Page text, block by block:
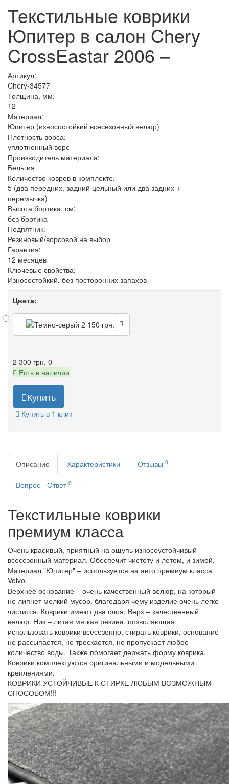
Текстильные коврики
Юпитер в салон Chery
CrossEastar 2006 –
Артикул:
Chery-34577
Толщина, мм:
12
Материал:
Юпитер (износостойкий всесезонный велюр)
Плотность ворса:
уплотненный ворс
Производитель материала:
Бельгия
Количество ковров в комплекте:
5 (два передних, задний цельный или два задних +
перемычка)
Высота бортика, см:
без бортика
Подпятник:
Резиновый/ворсовой на выбор
Гарантия:
12 месяцев
Ключевые свойства:
Износостойкий, без посторонних запахов
Цвета:
2 300 грн. 0
Есть в наличии
Купить
Купить в 1 клик
Описание Характеристики Отзывы 0
Вопрос - Ответ 0
Текстильные коврики
премиум класса
Очень красивый, приятный на ощупь износоустойчивый
всесезонный материал. Обеспечит чистоту и летом, и зимой.
Материал "Юпитер" – используется на авто премиум класса
Volvo.
Верхнее основание – очень качественный велюр, на который
не липнет мелкий мусор, благодаря чему изделие очень легко
чистится. Коврики имеют два слоя. Верх – качественный
велюр. Низ – литая мягкая резина, позволяющая
использовать коврики всесезонно, стирать коврики, основание
не рассыпается, не трескается, не пропускает любое
количество воды. Также помогает держать форму коврика.
Коврики комплектуются оригинальными и модельными
креплениями.
КОВРИКИ УСТОЙЧИВЫЕ К СТИРКЕ ЛЮБЫМ ВОЗМОЖНЫМ
СПОСОБОМ!!!